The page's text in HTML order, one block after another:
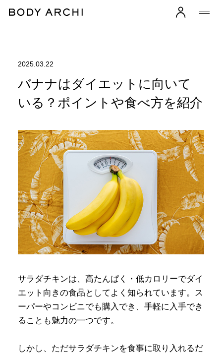
2025.03.22
バナナはダイエットに向いて
いる？ポイントや食べ方を紹介
サラダチキンは、高たんぱく・低カロリーでダイ
エット向きの食品としてよく知られています。ス
ーパーやコンビニでも購入でき、手軽に入手でき
ることも魅力の一つです。
しかし、ただサラダチキンを食事に取り入れるだ